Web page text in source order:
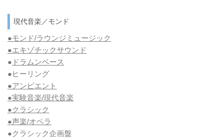
現代音楽／モンド
●モンド/ラウンジミュージック
●エキゾチックサウンド
● ドラムンベース
●ヒーリング
●アンビエント
●実験音楽/現代音楽
●クラシック
●声楽/オペラ
●クラシック企画盤